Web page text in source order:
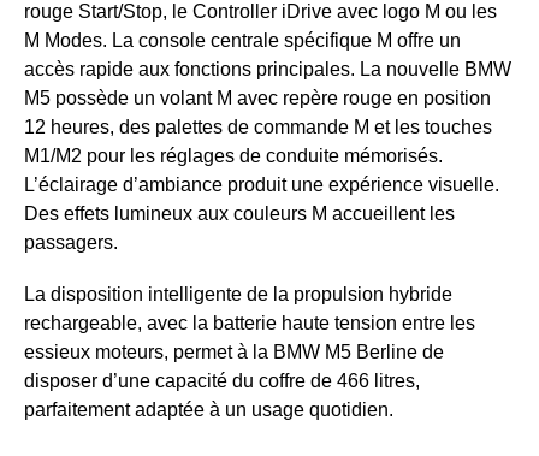
rouge Start/Stop, le Controller iDrive avec logo M ou les
M Modes. La console centrale spécifique M offre un
accès rapide aux fonctions principales. La nouvelle BMW
M5 possède un volant M avec repère rouge en position
12 heures, des palettes de commande M et les touches
M1/M2 pour les réglages de conduite mémorisés.
L’éclairage d’ambiance produit une expérience visuelle.
Des effets lumineux aux couleurs M accueillent les
passagers.
La disposition intelligente de la propulsion hybride
rechargeable, avec la batterie haute tension entre les
essieux moteurs, permet à la BMW M5 Berline de
disposer d’une capacité du coffre de 466 litres,
parfaitement adaptée à un usage quotidien.